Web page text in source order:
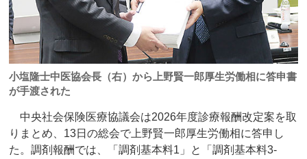
小塩隆士中医協会長（右）から上野賢一郎厚生労働相に答申書
が手渡された
中央社会保険医療協議会は2026年度診療報酬改定案を取
りまとめ、13日の総会で上野賢一郎厚生労働相に答申し
た。調剤報酬では、「調剤基本料1」と「調剤基本料3-